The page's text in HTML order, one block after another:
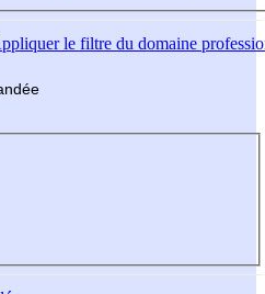
le filtre du domaine